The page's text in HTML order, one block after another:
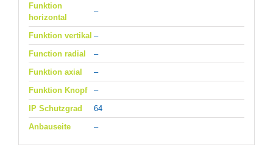
Funktion
horizontal
–
Funktion vertikal –
Function radial
–
Funktion axial
–
Funktion Knopf
–
IP Schutzgrad
64
Anbauseite
–